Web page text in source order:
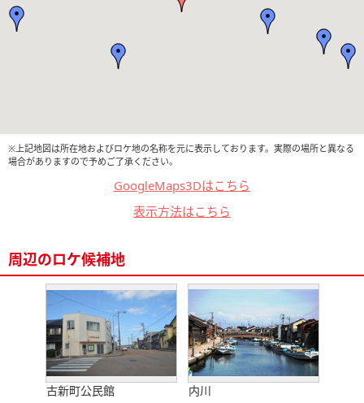
※上記地図は所在地およびロケ地の名称を元に表示しております。実際の場所と異なる
場合がありますので予めご了承ください。
GoogleMaps3Dはこちら
表示方法はこちら
周辺のロケ候補地
古新町公民館 内川